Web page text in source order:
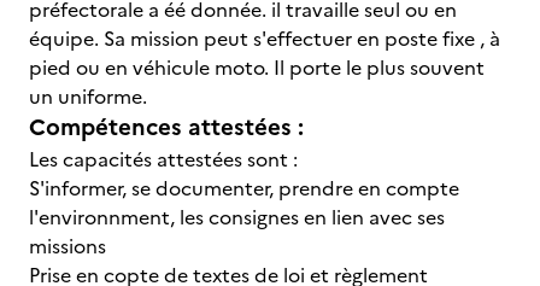
préfectorale a éé donnée. il travaille seul ou en
équipe. Sa mission peut s'effectuer en poste fixe , à
pied ou en véhicule moto. Il porte le plus souvent
un uniforme.
Compétences attestées :
Les capacités attestées sont :
S'informer, se documenter, prendre en compte
l'environnment, les consignes en lien avec ses
missions
Prise en copte de textes de loi et règlement